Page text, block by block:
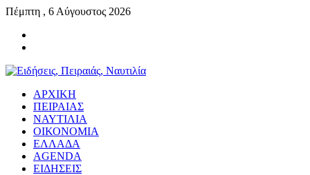
Πέμπτη , 6 Αύγουστος 2026
ΑΡΧΙΚΗ
ΠΕΙΡΑΙΑΣ
ΝΑΥΤΙΛΙΑ
ΟΙΚΟΝΟΜΙΑ
ΕΛΛΑΔΑ
AGENDA
ΕΙΔΗΣΕΙΣ